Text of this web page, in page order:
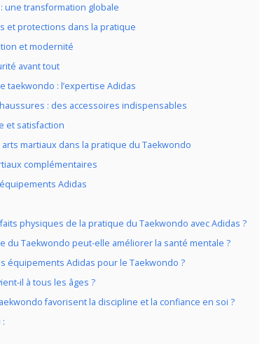
une transformation globale
et protections dans la pratique
et modernité
avant tout
taekwondo : l’expertise Adidas
: des accessoires indispensables
et satisfaction
martiaux dans la pratique du Taekwondo
complémentaires
Adidas
physiques de la pratique du Taekwondo avec Adidas ?
du Taekwondo peut-elle améliorer la santé mentale ?
équipements Adidas pour le Taekwondo ?
il à tous les âges ?
favorisent la discipline et la confiance en soi ?